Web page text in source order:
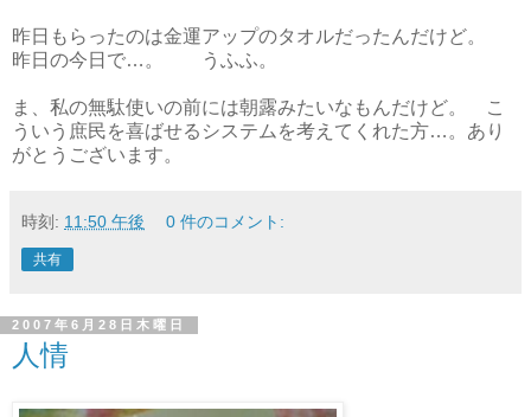
昨日もらったのは金運アップのタオルだったんだけど。
昨日の今日で…。 うふふ。
ま、私の無駄使いの前には朝露みたいなもんだけど。 こ
ういう庶民を喜ばせるシステムを考えてくれた方…。あり
がとうございます。
時刻: 11:50 午後 0 件のコメント:
共有
2007年6月28日木曜日
人情